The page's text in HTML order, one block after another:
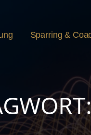
Sparring &